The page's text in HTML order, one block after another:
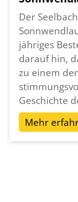
Engagement
möglich.
Ich freue
und
Schwarzwald
Ihr
Michael Moser
Bürgermeister
Der
jähriges
darauf hin,
zu einem
Geschichte
Mehr